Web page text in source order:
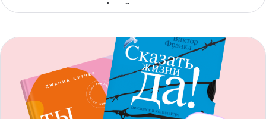
с доступом офлайн